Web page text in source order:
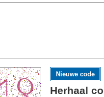
Nieuwe code
Herhaal